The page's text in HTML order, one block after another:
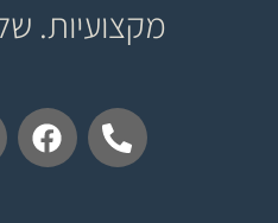
מקצועיות.